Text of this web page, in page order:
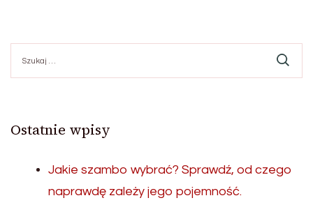
Ostatnie wpisy
Jakie szambo wybrać? Sprawdź, od czego
naprawdę zależy jego pojemność.